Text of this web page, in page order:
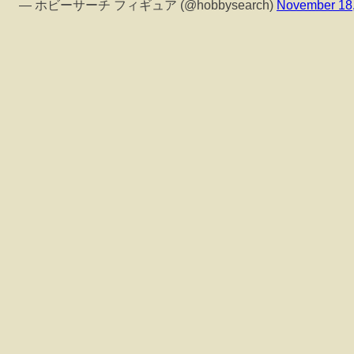
— ホビーサーチ フィギュア (@hobbysearch) November